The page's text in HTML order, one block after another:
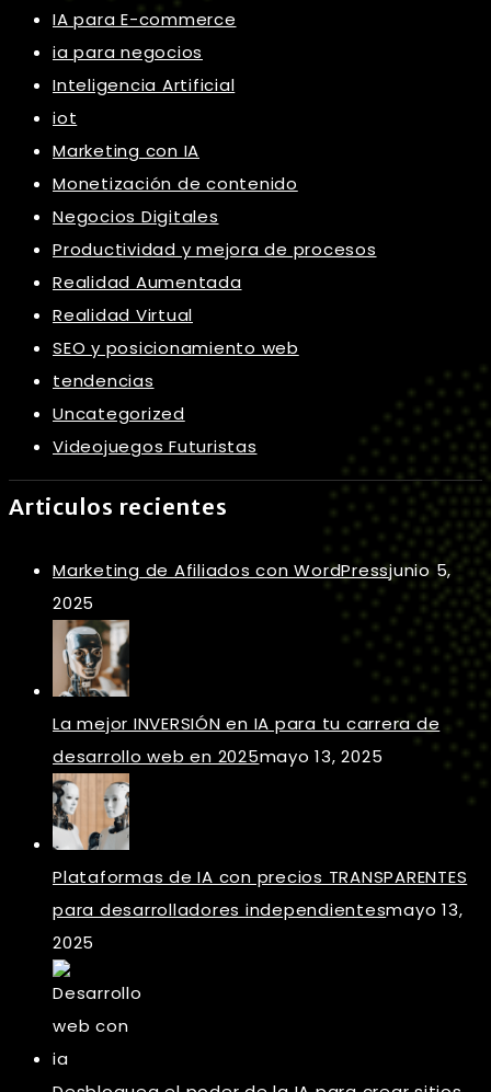
IA para E-commerce
ia para negocios
Inteligencia Artificial
iot
Marketing con IA
Monetización de contenido
Negocios Digitales
Productividad y mejora de procesos
Realidad Aumentada
Realidad Virtual
SEO y posicionamiento web
tendencias
Uncategorized
Videojuegos Futuristas
Articulos recientes
Marketing de Afiliados con WordPressjunio 5,
2025
La mejor INVERSIÓN en IA para tu carrera de
desarrollo web en 2025mayo 13, 2025
Plataformas de IA con precios TRANSPARENTES
para desarrolladores independientesmayo 13,
2025